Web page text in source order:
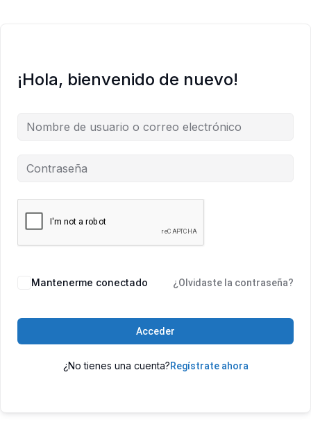
¡Hola, bienvenido de nuevo!
Mantenerme conectado ¿Olvidaste la contraseña?
Acceder
¿No tienes una cuenta?Regístrate ahora